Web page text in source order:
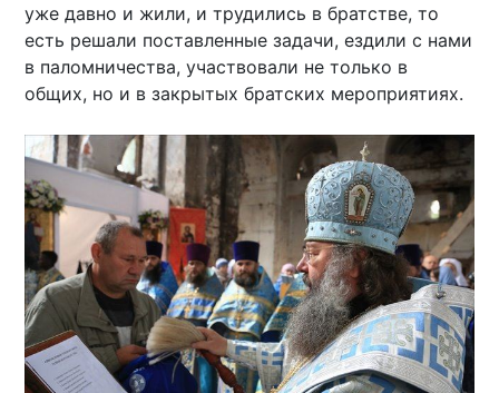
уже давно и жили, и трудились в братстве, то
есть решали поставленные задачи, ездили с нами
в паломничества, участвовали не только в
общих, но и в закрытых братских мероприятиях.